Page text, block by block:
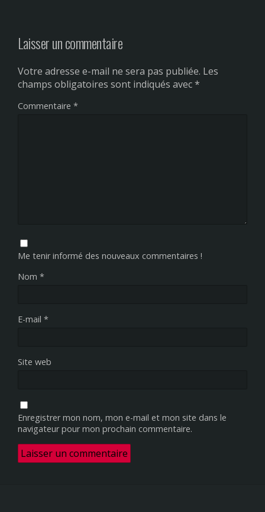
Laisser un commentaire
Votre adresse e-mail ne sera pas publiée. Les
champs obligatoires sont indiqués avec*
Commentaire *
Me tenir informé des nouveaux commentaires !
Nom *
E-mail *
Site web
Enregistrer mon nom, mon e-mail et mon site dans le
navigateur pour mon prochain commentaire.